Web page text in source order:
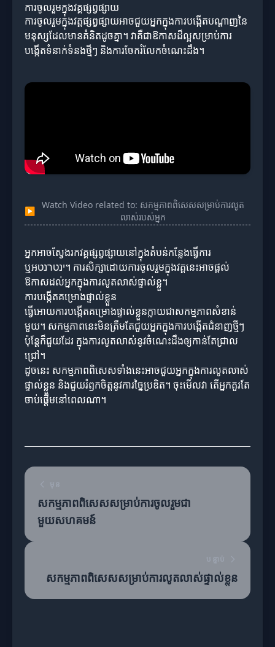
ការចូលរួមក្នុងវគ្គផ្សព្វផ្សាយ
ការចូលរួមក្នុងវគ្គផ្សព្វផ្សាយអាចជួយអ្នកក្នុងការបង្កើតបណ្តាញនៃ
មនុស្សដែលមានគំនិតដូចគ្នា។ វាគឺជាឱកាសដ៏ល្អសម្រាប់ការ
បង្កើតទំនាក់ទំនងថ្មីៗ និងការចែករំលែកចំណេះដឹង។
▶
Watch Video related to: សកម្មភាពពិសេសសម្រាប់ការលូត
លាស់របស់អ្នក
អ្នកអាចស្វែងរកវគ្គផ្សព្វផ្សាយនៅក្នុងតំបន់កន្លែងធ្វើការ
ឬអינטרנט។ ការសិក្សាដោយការចូលរួមក្នុងវគ្គនេះអាចផ្តល់
ឱកាសដល់អ្នកក្នុងការលូតលាស់ផ្ទាល់ខ្លួ។
ការបង្កើតគម្រោងផ្ទាល់ខ្លួន
ធ្វើអោយការបង្កើតគម្រោងផ្ទាល់ខ្លួនក្លាយជាសកម្មភាពសំខាន់
មួយ។ សកម្មភាពនេះមិនត្រឹមតែជួយអ្នកក្នុងការបង្កើតជំនាញថ្មីៗ
ប៉ុន្តែក៏ជួយដែរ ក្នុងការលូតលាស់នូវចំណេះដឹងឲ្យកាន់តែជ្រាល
ជ្រៅ។
ដូចនេះ សកម្មភាពពិសេសទាំងនេះអាចជួយអ្នកក្នុងការលូតលាស់
ផ្ទាល់ខ្លួន និងជួយរំឭកចិត្តនូវការច្នៃប្រឌិត។ ចុះមើលវា តើអ្នកគួរតែ
ចាប់ផ្តើមនៅពេលណា។
សកម្មភាពពិសេសសម្រាប់ការចូលរួមជា
មួយសហគមន៍
សកម្មភាពពិសេសសម្រាប់ការលូតលាស់ផ្ទាល់ខ្លួន